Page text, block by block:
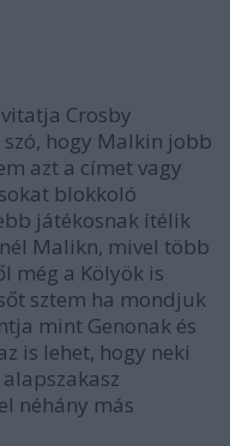
Crosby
hogy Malkin jobb
azt a címet vagy
blokkoló
játékosnak ítélik
Malikn, mivel több
még a Kölyök is
sztem ha mondjuk
mint Genonak és
is lehet, hogy neki
néhány más